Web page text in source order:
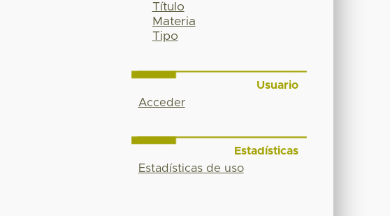
Título
Materia
Tipo
Usuario
Acceder
Estadísticas
Estadísticas de uso